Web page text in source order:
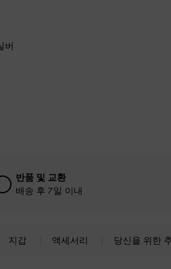
버
반품 및 교환
배송 후 7일 이내
지갑 액세서리 당신을 위한